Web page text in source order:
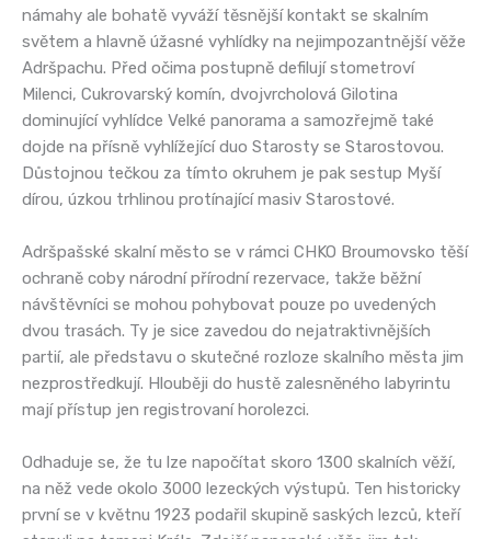
námahy ale bohatě vyváží těsnější kontakt se skalním
světem a hlavně úžasné vyhlídky na nejimpozantnější věže
Adršpachu. Před očima postupně defilují stometroví
Milenci, Cukrovarský komín, dvojvrcholová Gilotina
dominující vyhlídce Velké panorama a samozřejmě také
dojde na přísně vyhlížející duo Starosty se Starostovou.
Důstojnou tečkou za tímto okruhem je pak sestup Myší
dírou, úzkou trhlinou protínající masiv Starostové.
Adršpašské skalní město se v rámci CHKO Broumovsko těší
ochraně coby národní přírodní rezervace, takže běžní
návštěvníci se mohou pohybovat pouze po uvedených
dvou trasách. Ty je sice zavedou do nejatraktivnějších
partií, ale představu o skutečné rozloze skalního města jim
nezprostředkují. Hlouběji do hustě zalesněného labyrintu
mají přístup jen registrovaní horolezci.
Odhaduje se, že tu lze napočítat skoro 1300 skalních věží,
na něž vede okolo 3000 lezeckých výstupů. Ten historicky
první se v květnu 1923 podařil skupině saských lezců, kteří